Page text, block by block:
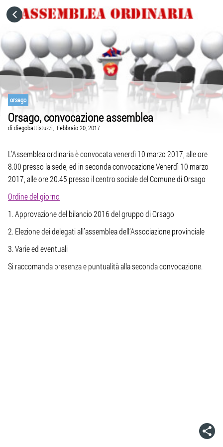
orsago
Orsago, convocazione assemblea
di diegobattistuzzi, Febbraio 20, 2017
L’Assemblea ordinaria è convocata venerdì 10 marzo 2017, alle ore
8.00 presso la sede, ed in seconda convocazione Venerdì 10 marzo
2017, alle ore 20.45 presso il centro sociale del Comune di Orsago
Ordine del giorno
1. Approvazione del bilancio 2016 del gruppo di Orsago
2. Elezione dei delegati all’assemblea dell’Associazione provinciale
3. Varie ed eventuali
Si raccomanda presenza e puntualità alla seconda convocazione.
HOME
CATEGORIE
VAI A
VISITA IL SITO